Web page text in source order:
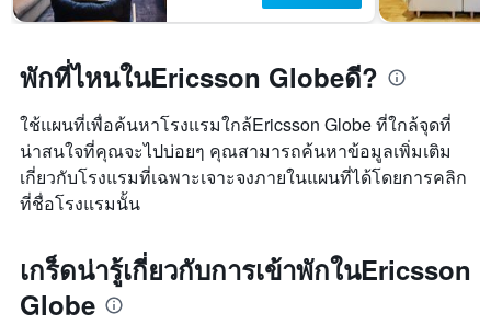
พักที่ไหนในEricsson Globeดี?
ใช้แผนที่เพื่อค้นหาโรงแรมใกล้Ericsson Globe ที่ใกล้จุดที่
น่าสนใจที่คุณจะไปบ่อยๆ คุณสามารถค้นหาข้อมูลเพิ่มเติม
เกี่ยวกับโรงแรมที่เฉพาะเจาะจงภายในแผนที่ได้โดยการคลิก
ที่ชื่อโรงแรมนั้น
เกร็ดน่ารู้เกี่ยวกับการเข้าพักในEricsson
Globe